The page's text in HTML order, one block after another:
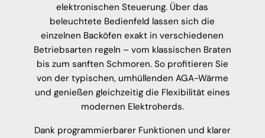
elektronischen Steuerung. Über das
beleuchtete Bedienfeld lassen sich die
einzelnen Backöfen exakt in verschiedenen
Betriebsarten regeln – vom klassischen Braten
bis zum sanften Schmoren. So profitieren Sie
von der typischen, umhüllenden AGA-Wärme
und genießen gleichzeitig die Flexibilität eines
modernen Elektroherds.
Dank programmierbarer Funktionen und klarer